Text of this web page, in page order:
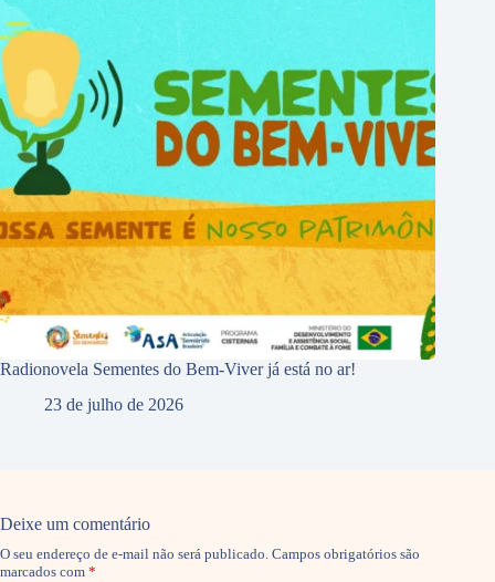
Radionovela Sementes do Bem-Viver já está no ar!
23 de julho de 2026
Deixe um comentário
O seu endereço de e-mail não será publicado. Campos obrigatórios são
marcados com *